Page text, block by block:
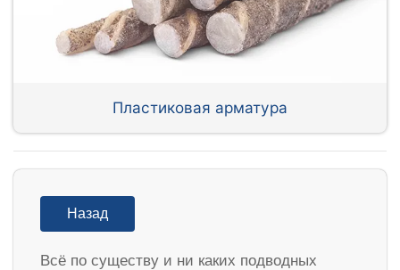
Пластиковая арматура
Назад
Всё по существу и ни каких подводных